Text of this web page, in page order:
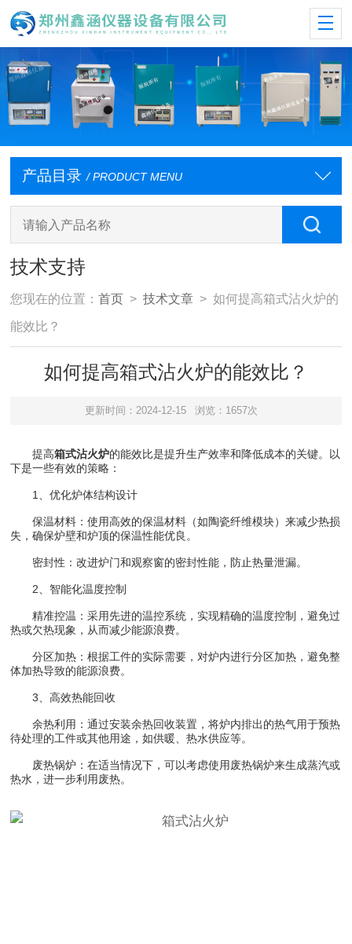
产品目录 / PRODUCT MENU
技术支持
您现在的位置：首页 >技术文章 > 如何提高箱式沾火炉的
能效比？
如何提高箱式沾火炉的能效比？
更新时间：2024-12-15 浏览：1657次
提高箱式沾火炉的能效比是提升生产效率和降低成本的关键。以
下是一些有效的策略：
1、优化炉体结构设计
保温材料：使用高效的保温材料（如陶瓷纤维模块）来减少热损
失，确保炉壁和炉顶的保温性能优良。
密封性：改进炉门和观察窗的密封性能，防止热量泄漏。
2、智能化温度控制
精准控温：采用先进的温控系统，实现精确的温度控制，避免过
热或欠热现象，从而减少能源浪费。
分区加热：根据工件的实际需要，对炉内进行分区加热，避免整
体加热导致的能源浪费。
3、高效热能回收
余热利用：通过安装余热回收装置，将炉内排出的热气用于预热
待处理的工件或其他用途，如供暖、热水供应等。
废热锅炉：在适当情况下，可以考虑使用废热锅炉来生成蒸汽或
热水，进一步利用废热。